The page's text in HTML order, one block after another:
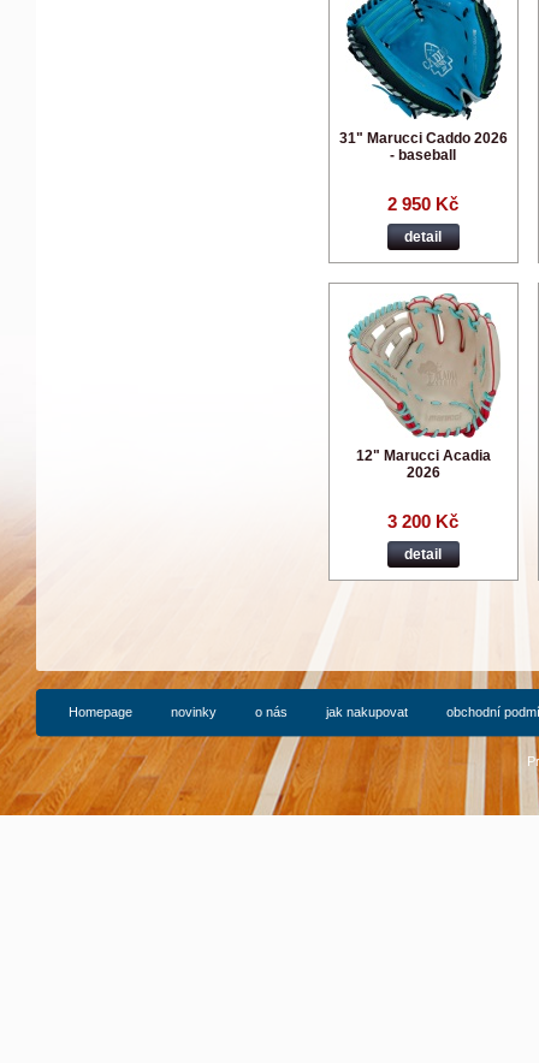
31" Marucci Caddo 2026
- baseball
2 950 Kč
detail
12" Marucci Acadia
2026
3 200 Kč
detail
Homepage novinky o nás jak nakupovat obchodní